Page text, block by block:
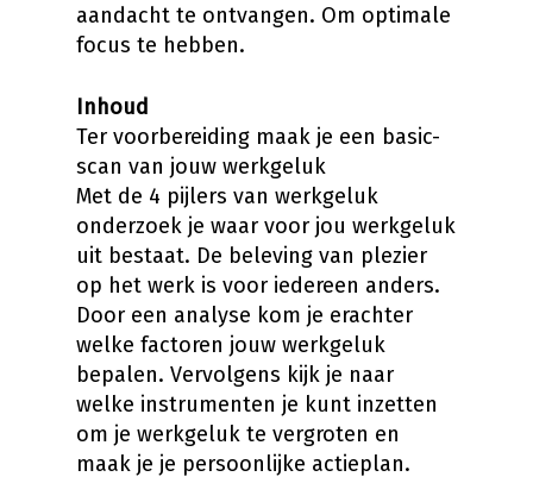
aandacht te ontvangen. Om optimale
focus te hebben.
Inhoud
Ter voorbereiding maak je een basic-
scan van jouw werkgeluk
Met de 4 pijlers van werkgeluk
onderzoek je waar voor jou werkgeluk
uit bestaat. De beleving van plezier
op het werk is voor iedereen anders.
Door een analyse kom je erachter
welke factoren jouw werkgeluk
bepalen. Vervolgens kijk je naar
welke instrumenten je kunt inzetten
om je werkgeluk te vergroten en
maak je je persoonlijke actieplan.